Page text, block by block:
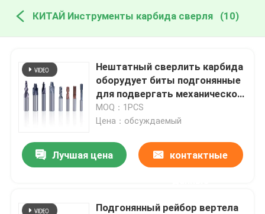
КИТАЙ Инструменты карбида сверля (10)
Нештатный сверлить карбида
оборудует биты подгонянные
для подвергать механической
обработке отверстия
MOQ：1PCS
Цена：обсуждаемый
Лучшая цена контактные
Подгонянный рейбор вертела